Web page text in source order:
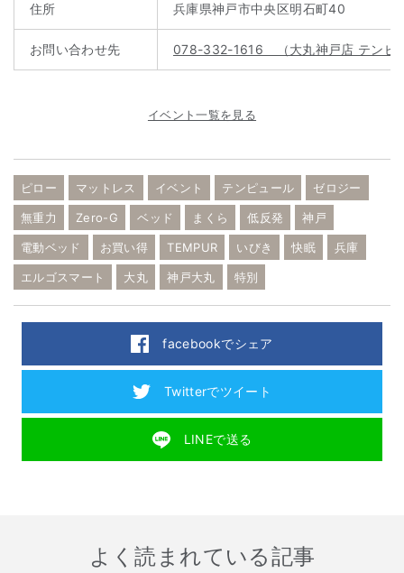
住所 兵庫県神戸市中央区明石町40
お問い合わせ先 078-332-1616 （大丸神戸店 テンピ
イベント一覧を見る
ピロー マットレス イベント テンピュール ゼロジー
無重力 Zero-G ベッド まくら 低反発 神戸
電動ベッド お買い得 TEMPUR いびき 快眠 兵庫
エルゴスマート 大丸 神戸大丸 特別
facebookでシェア
Twitterでツイート
LINEで送る
よく読まれている記事